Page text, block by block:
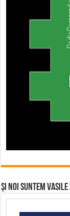
Și noi suntem